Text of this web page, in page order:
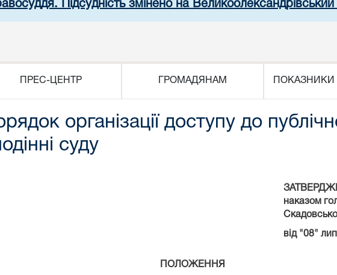
Підсудність змінено на
ПРЕС-ЦЕНТР ГРОМАДЯНАМ ПОКАЗНИКИ
організації доступу до
суду
наказом
від "08"
ПОЛОЖЕННЯ